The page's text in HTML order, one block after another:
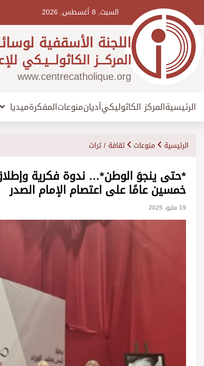
السبت, 8 أغسطس, 2026
اللجنة الأسقفية
المركـــز الكاثولـــيـكي
www.centrecatholique.org
الرئيسيةالمركز الكاثوليكيأديانمنوعاتالمفكرةميديا
الرئيسية منوعات ثقافة / تراث
*حتى ينجوَ الوطن*… ندوة فكرية
خمسين عامًا على اعتصام الإمام الصدر
19 مايو، 2025